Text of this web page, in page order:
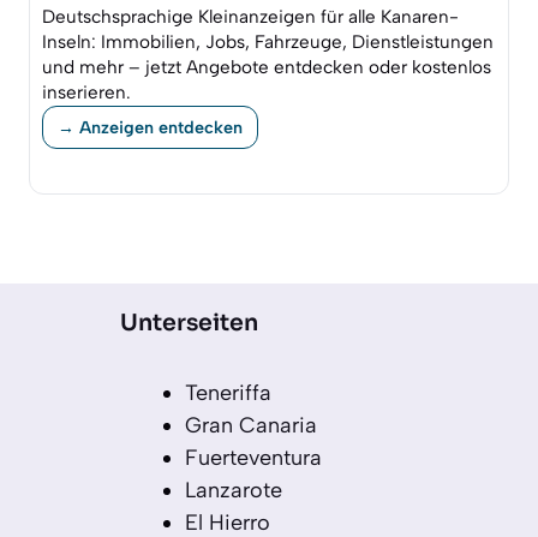
Deutschsprachige Kleinanzeigen für alle Kanaren-
Inseln: Immobilien, Jobs, Fahrzeuge, Dienstleistungen
und mehr – jetzt Angebote entdecken oder kostenlos
inserieren.
→ Anzeigen entdecken
Unterseiten
Teneriffa
Gran Canaria
Fuerteventura
Lanzarote
El Hierro